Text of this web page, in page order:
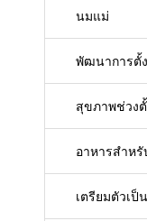
นมแม่
พัฒนาการตั้
สุขภาพช่วง
อาหารสําห
เตรียมตัวเป็